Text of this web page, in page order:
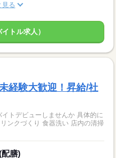
見る
トル求人）
経験大歓迎！昇給/社
トデビューしませんか 具体的に
ンクづくり 食器洗い 店内の清掃
膳)